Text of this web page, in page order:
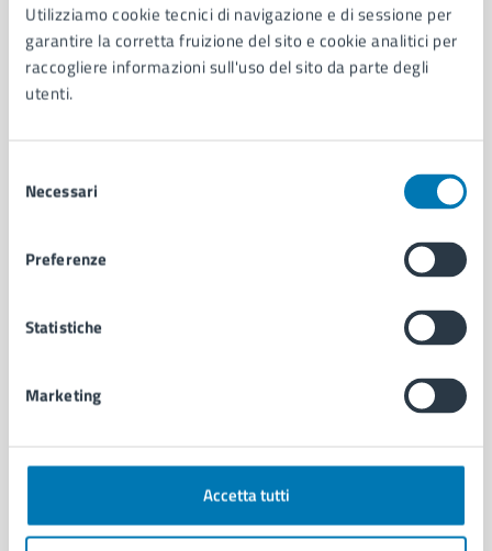
Utilizziamo cookie tecnici di navigazione e di sessione per
garantire la corretta fruizione del sito e cookie analitici per
raccogliere informazioni sull'uso del sito da parte degli
utenti.
delNecessari
Preferenze
Statistiche
Marketing
Accetta tutti
AMMINISTRAZIONE
Aree amministrative
Organi di governo
Enti e fondazioni
Documenti e dati
Ambiente
Educazione e formazione